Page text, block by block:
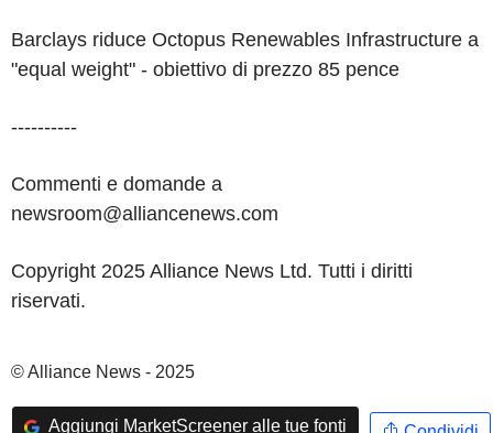
Barclays riduce Octopus Renewables Infrastructure a
"equal weight" - obiettivo di prezzo 85 pence
----------
Commenti e domande a
newsroom@alliancenews.com
Copyright 2025 Alliance News Ltd. Tutti i diritti
riservati.
© Alliance News - 2025
Aggiungi MarketScreener alle tue fonti